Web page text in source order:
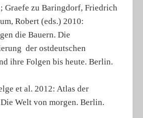
Graefe zu Baringdorf, Friedrich
Robert (eds.) 2010:
die Bauern. Die
der ostdeutschen
ihre Folgen bis heute. Berlin.
et al. 2012: Atlas der
Welt von morgen. Berlin.